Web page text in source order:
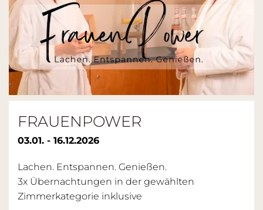
SILVESTERPARTY 2026/2027
27.12. - 31.12.2026
Leise. Besonders. Unvergesslich.
Anreisetage 27.12.-30.12.2025